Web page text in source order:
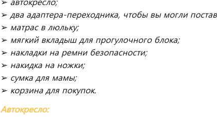
➢ два адаптера-переходника, чтобы вы могли
➢ матрас в люльку;
➢ мягкий вкладыш для прогулочного блока;
➢ накладки на ремни безопасности;
➢ накидка на ножки;
➢ сумка для мамы;
➢ корзина для покупок.
Автокресло: